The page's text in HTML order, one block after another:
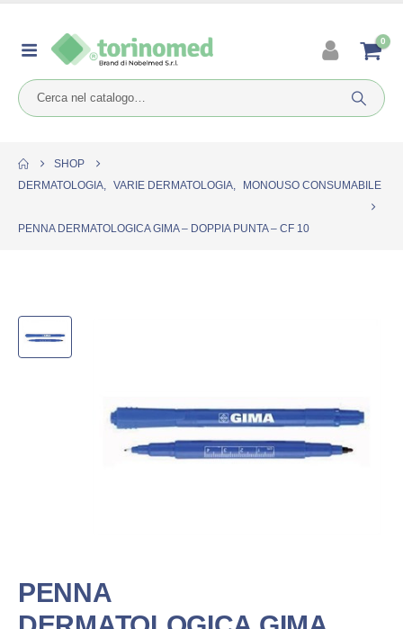
0
SHOP
DERMATOLOGIA, VARIE DERMATOLOGIA, MONOUSO CONSUMABILE
PENNA DERMATOLOGICA GIMA – DOPPIA PUNTA – CF 10
PENNA